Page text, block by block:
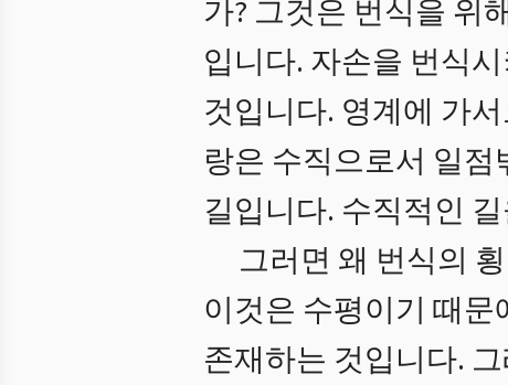
가? 그것은 번식을 위
입니다. 자손을 번식
것입니다. 영계에 가
랑은 수직으로서 일
길입니다. 수직적인
그러면 왜 번식의
이것은 수평이기 때문
존재하는 것입니다.